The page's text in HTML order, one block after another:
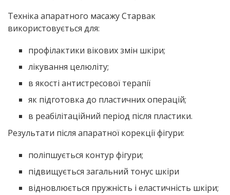
Техніка апаратного масажу Старвак
використовується для:
профілактики вікових змін шкіри;
лікування целюліту;
в якості антистресової терапії
як підготовка до пластичних операцій;
в реабілітаційний період після пластики.
Результати після апаратної корекції фігури:
поліпшується контур фігури;
підвищується загальний тонус шкіри
відновлюється пружність і еластичність шкіри;